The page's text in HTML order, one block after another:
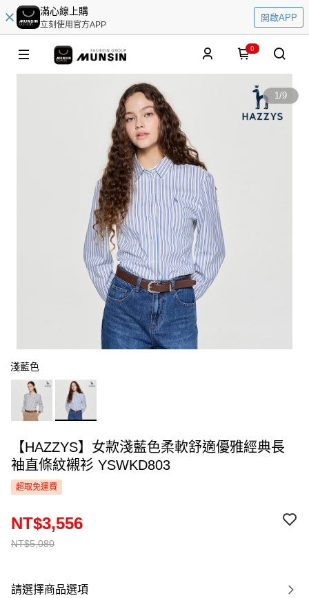
滿心線上購
立刻使用官方APP
開啟APP
0
1/9
淺藍色
【HAZZYS】女款淺藍色柔軟舒適優雅經典長
袖直條紋襯衫 YSWKD803
超取免運費
NT$5,080
NT$3,556
請選擇商品選項